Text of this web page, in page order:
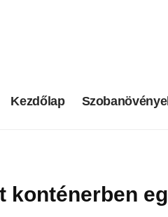
Kezdőlap
konténerben